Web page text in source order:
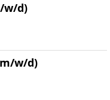
w/d)
w/d)